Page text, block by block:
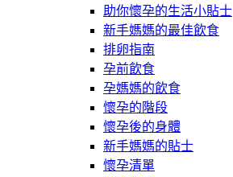
助你懷孕的生活小貼士
新手媽媽的最佳飲食
排卵指南
孕前飲食
孕媽媽的飲食
懷孕的階段
懷孕後的身體
新手媽媽的貼士
懷孕清單